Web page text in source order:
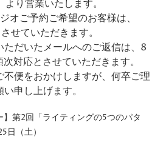
より営業いたします。
オご予約ご希望のお客様は、
せていただきます。
だいたメールへのご返信は、8
対応とさせていただきます。
便をおかけしますが、何卒ご理
申し上げます。
】第2回「ライティングの5つのパタ
（土）